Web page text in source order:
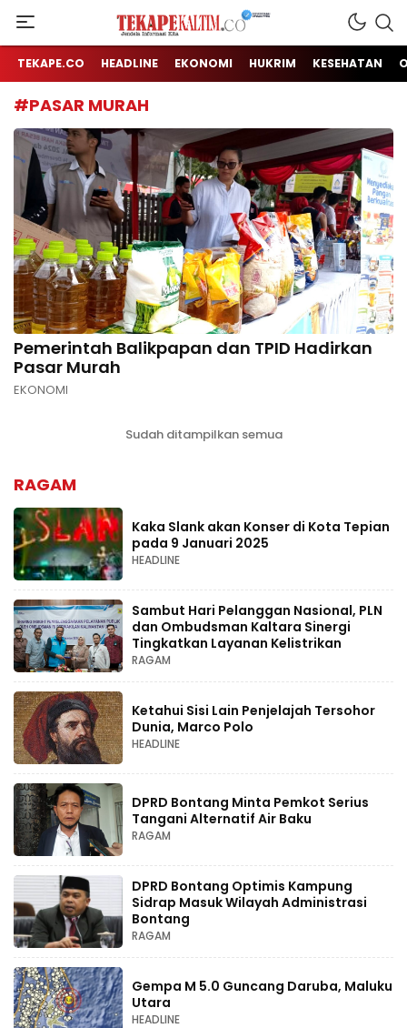
TEKAPE KALTIM
Jendela Informasi Kita
TEKAPE.CO HEADLINE EKONOMI HUKRIM KESEHATAN
#PASAR MURAH
Pemerintah Balikpapan dan TPID Hadirkan
Pasar Murah
EKONOMI
Sudah ditampilkan semua
RAGAM
Kaka Slank akan Konser di Kota Tepian
pada 9 Januari 2025
HEADLINE
Sambut Hari Pelanggan Nasional, PLN
dan Ombudsman Kaltara Sinergi
Tingkatkan Layanan Kelistrikan
RAGAM
Ketahui Sisi Lain Penjelajah Tersohor
Dunia, Marco Polo
HEADLINE
DPRD Bontang Minta Pemkot Serius
Tangani Alternatif Air Baku
RAGAM
DPRD Bontang Optimis Kampung
Sidrap Masuk Wilayah Administrasi
Bontang
RAGAM
Gempa M 5.0 Guncang Daruba, Maluku
Utara
HEADLINE